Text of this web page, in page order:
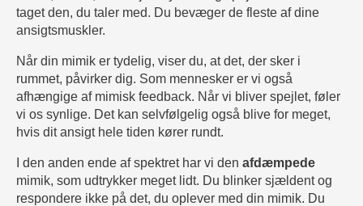
taget den, du taler med. Du bevæger de fleste af dine
ansigtsmuskler.
Når din mimik er tydelig, viser du, at det, der sker i
rummet, påvirker dig. Som mennesker er vi også
afhængige af mimisk feedback. Når vi bliver spejlet, føler
vi os synlige. Det kan selvfølgelig også blive for meget,
hvis dit ansigt hele tiden kører rundt.
I den anden ende af spektret har vi den afdæmpede
mimik, som udtrykker meget lidt. Du blinker sjældent og
respondere ikke på det, du oplever med din mimik. Du